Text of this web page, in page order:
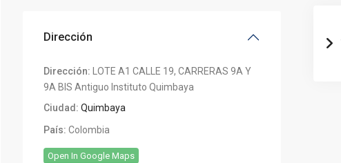
Dirección
Dirección: LOTE A1 CALLE 19, CARRERAS 9A Y
9A BIS Antiguo Instituto Quimbaya
Ciudad: Quimbaya
País: Colombia
Open In Google Maps